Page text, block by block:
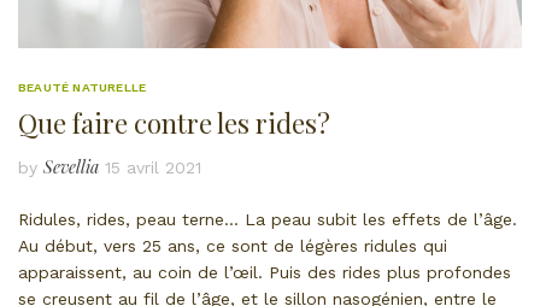
BEAUTÉ NATURELLE
Que faire contre les rides?
by Sevellia 15 avril 2021
Ridules, rides, peau terne… La peau subit les effets de l’âge.
Au début, vers 25 ans, ce sont de légères ridules qui
apparaissent, au coin de l’œil. Puis des rides plus profondes
se creusent au fil de l’âge, et le sillon nasogénien, entre le